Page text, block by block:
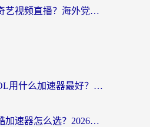
在国外如何看爱奇艺视频直播？海外党亲测有效的回国加速器指南
国外打使命召唤OL用什么加速器最好？海外玩家国服畅玩全攻略（附小众游戏加速技巧）
加拿大打地铁跑酷加速器怎么选？2026海外玩家实测指南（附王国纪元保卫萝卜3加速技巧）